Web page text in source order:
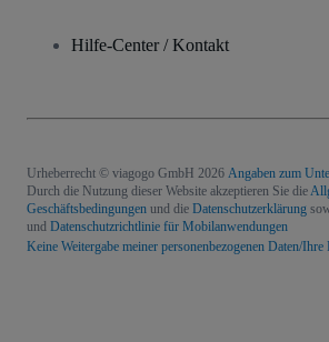
Hilfe-Center / Kontakt
Urheberrecht © viagogo GmbH 2026 Angaben zum
Durch die Nutzung dieser Website akzeptieren Sie die
Geschäftsbedingungen und die Datenschutzerklärung
und Datenschutzrichtlinie für Mobilanwendungen
Keine Weitergabe meiner personenbezogenen Daten/